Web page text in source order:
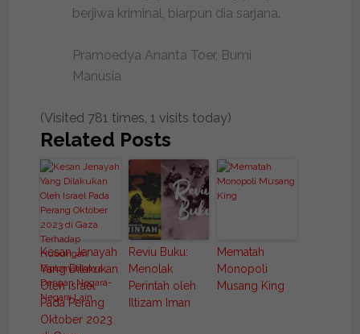
berjiwa kriminal, biarpun dia sarjana.
Pramoedya Ananta Toer, Bumi
Manusia
(Visited 781 times, 1 visits today)
Related Posts
Kesan Jenayah
Yang Dilakukan
Oleh Israel
Pada Perang
Oktober 2023
Reviu Buku:
Menolak
Perintah oleh
Iltizam Iman
Mematah
Monopoli
Musang King